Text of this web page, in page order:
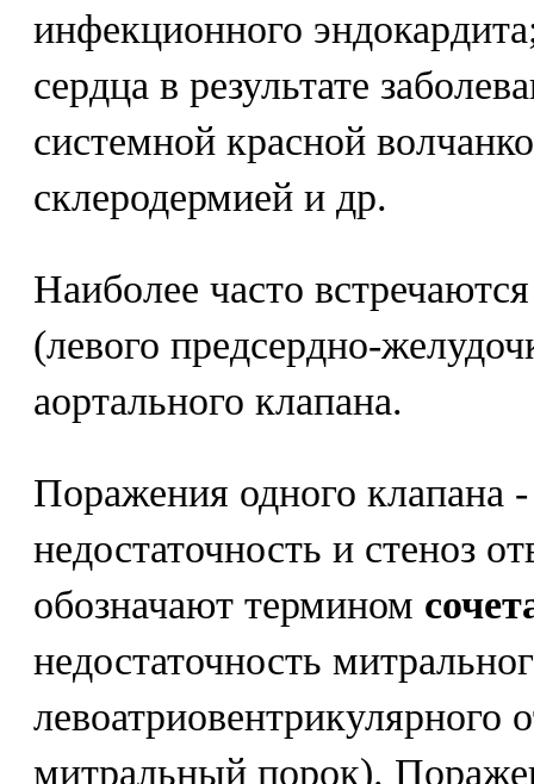
инфекционного
сердца в результате
системной красной
склеродермией и др.
Наиболее часто
(левого предсердно-
аортального клапана.
Поражения одного клапана
недостаточность и стеноз
обозначают термином
недостаточность
левоатриовентрикулярного
митральный порок).